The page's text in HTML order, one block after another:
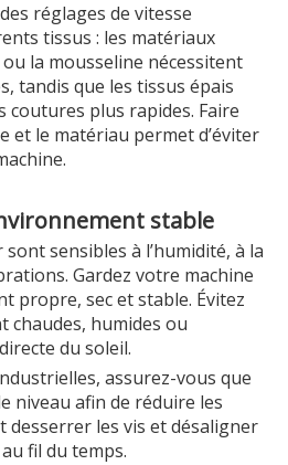
réglages de vitesse
tissus : les matériaux
la mousseline nécessitent
tandis que les tissus épais
plus rapides. Faire
et le matériau permet d’éviter
stable
sensibles à l’humidité, à la
Gardez votre machine
propre, sec et stable. Évitez
chaudes, humides ou
du soleil.
assurez-vous que
niveau afin de réduire les
desserrer les vis et désaligner
fil du temps.